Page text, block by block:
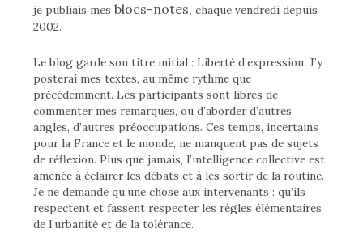
je publiais mes blocs-notes, chaque vendredi depuis
2002.
Le blog garde son titre initial : Liberté d’expression. J’y
posterai mes textes, au même rythme que
précédemment. Les participants sont libres de
commenter mes remarques, ou d’aborder d’autres
angles, d’autres préoccupations. Ces temps, incertains
pour la France et le monde, ne manquent pas de sujets
de réflexion. Plus que jamais, l’intelligence collective est
amenée à éclairer les débats et à les sortir de la routine.
Je ne demande qu’une chose aux intervenants : qu’ils
respectent et fassent respecter les règles élémentaires
de l’urbanité et de la tolérance.